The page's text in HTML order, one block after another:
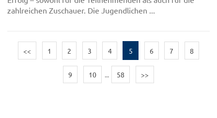
zahlreichen Zuschauer. Die Jugendlichen ...
<< 1 2 3 4 5 6 7 8
9 10 ... 58 >>